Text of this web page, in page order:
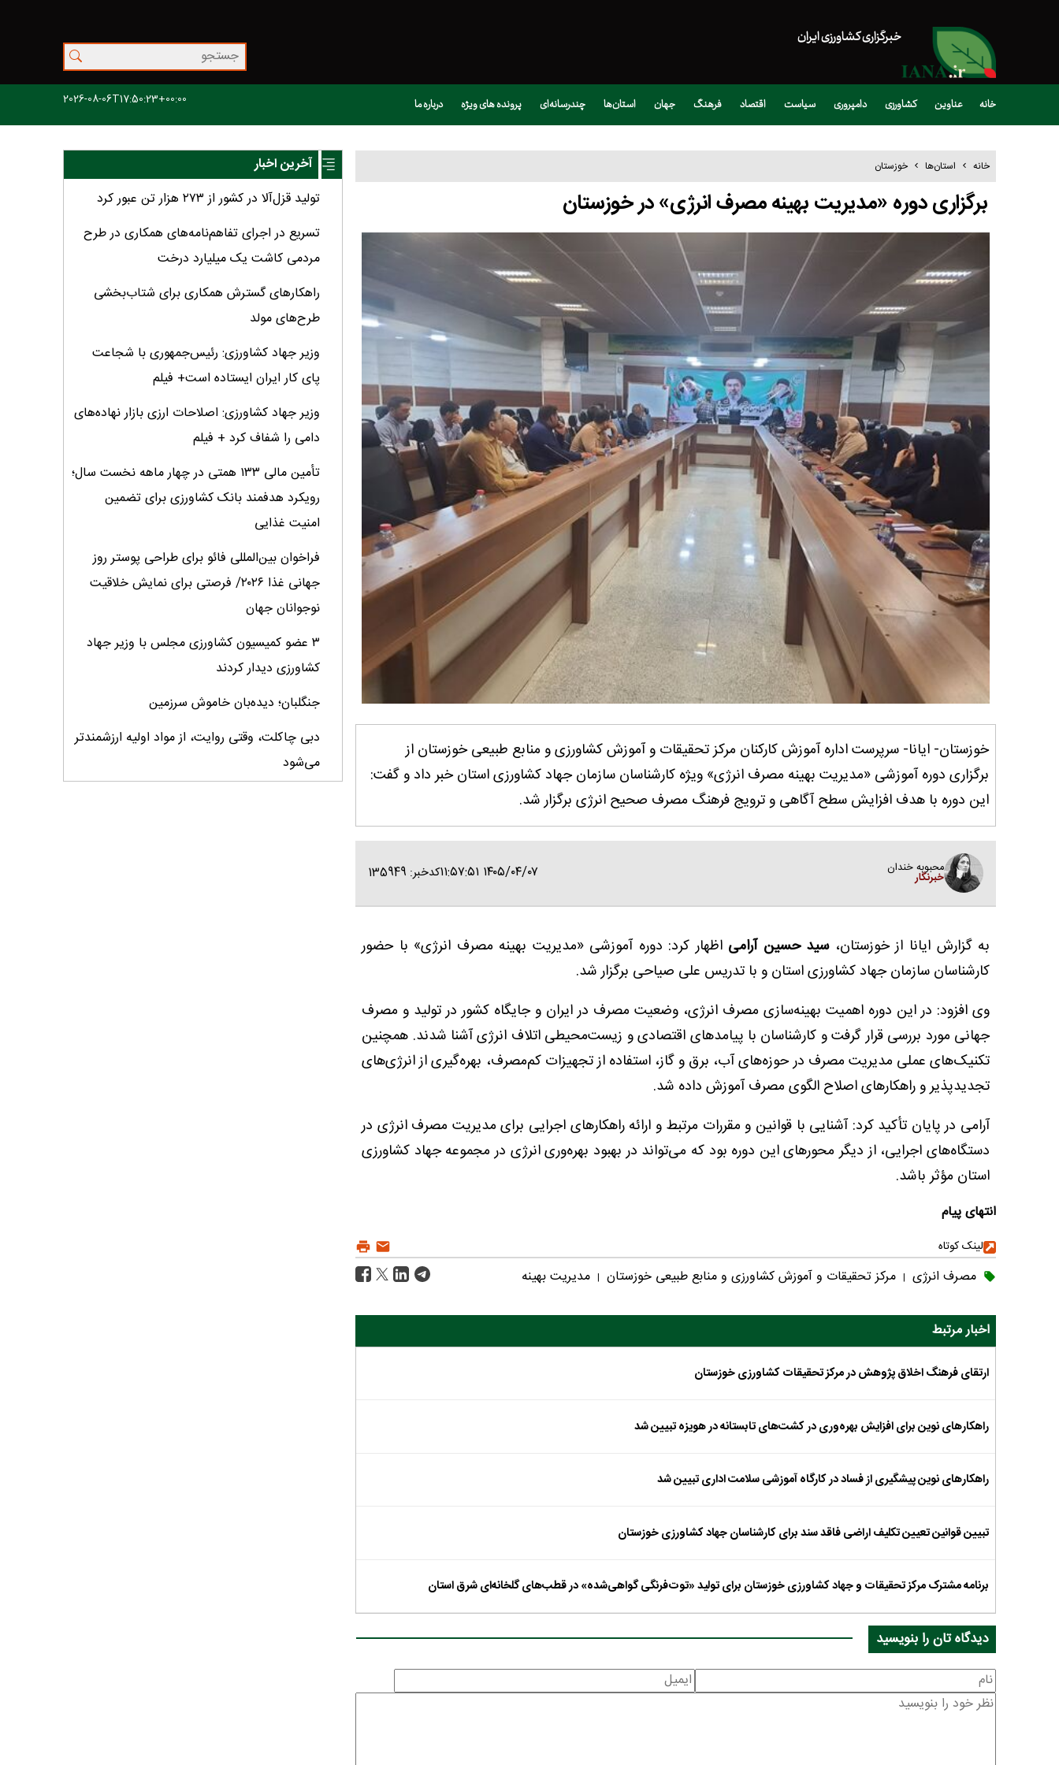
خبرگزاری کشاورزی ایران
خانه عناوین کشاورزی دامپروری سیاست اقتصاد فرهنگ جهان استان‌ها چندرسانه‌ای پرونده های ویژه درباره ما 2026-08-06T17:50:23+00:00
خانه استان‌ها خوزستان
برگزاری دوره «مدیریت بهینه مصرف انرژی» در خوزستان
خوزستان- ایانا- سرپرست اداره آموزش کارکنان مرکز تحقیقات و آموزش کشاورزی و منابع طبیعی خوزستان از
برگزاری دوره آموزشی «مدیریت بهینه مصرف انرژی» ویژه کارشناسان سازمان جهاد کشاورزی استان خبر داد و گفت:
این دوره با هدف افزایش سطح آگاهی و ترویج فرهنگ مصرف صحیح انرژی برگزار شد.
محبوبه خندان
خبرنگار ۱۴۰۵/۰۴/۰۷ ۱۱:۵۷:۵۱ کدخبر: 135949
به گزارش ایانا از خوزستان،سید حسین آرامی اظهار کرد: دوره آموزشی «مدیریت بهینه مصرف انرژی» با حضور
کارشناسان سازمان جهاد کشاورزی استان و با تدریس علی صیاحی برگزار شد.
وی افزود: در این دوره اهمیت بهینه‌سازی مصرف انرژی، وضعیت مصرف در ایران و جایگاه کشور در تولید و مصرف
جهانی مورد بررسی قرار گرفت و کارشناسان با پیامدهای اقتصادی و زیست‌محیطی اتلاف انرژی آشنا شدند. همچنین
تکنیک‌های عملی مدیریت مصرف در حوزه‌های آب، برق و گاز، استفاده از تجهیزات کم‌مصرف، بهره‌گیری از انرژی‌های
تجدیدپذیر و راهکارهای اصلاح الگوی مصرف آموزش داده شد.
آرامی در پایان تأکید کرد: آشنایی با قوانین و مقررات مرتبط و ارائه راهکارهای اجرایی برای مدیریت مصرف انرژی در
دستگاه‌های اجرایی، از دیگر محورهای این دوره بود که می‌تواند در بهبود بهره‌وری انرژی در مجموعه جهاد کشاورزی
استان مؤثر باشد.
انتهای پیام
لینک کوتاه
مصرف انرژی | مرکز تحقیقات و آموزش کشاورزی و منابع طبیعی خوزستان | مدیریت بهینه
اخبار مرتبط
ارتقای فرهنگ اخلاق پژوهش در مرکز تحقیقات کشاورزی خوزستان
راهکارهای نوین برای افزایش بهره‌وری در کشت‌های تابستانه در هویزه تبیین شد
راهکارهای نوین پیشگیری از فساد در کارگاه آموزشی سلامت اداری تبیین شد
تبیین قوانین تعیین تکلیف اراضی فاقد سند برای کارشناسان جهاد کشاورزی خوزستان
برنامه مشترک مرکز تحقیقات و جهاد کشاورزی خوزستان برای تولید «توت‌فرنگی گواهی‌شده» در قطب‌های گلخانه‌ای شرق استان
دیدگاه تان را بنویسید
آخرین اخبار
تولید قزل‌آلا در کشور از ۲۷۳ هزار تن عبور کرد
تسریع در اجرای تفاهم‌نامه‌های همکاری در طرح
مردمی کاشت یک میلیارد درخت
راهکارهای گسترش همکاری برای شتاب‌بخشی
طرح‌های مولد
وزیر جهاد کشاورزی: رئیس‌جمهوری با شجاعت
پای کار ایران ایستاده است+ فیلم
وزیر جهاد کشاورزی: اصلاحات ارزی بازار نهاده‌های
دامی را شفاف کرد + فیلم
تأمین مالی ۱۳۳ همتی در چهار ماهه نخست سال؛
رویکرد هدفمند بانک کشاورزی برای تضمین
امنیت غذایی
فراخوان بین‌المللی فائو برای طراحی پوستر روز
جهانی غذا ۲۰۲۶/ فرصتی برای نمایش خلاقیت
نوجوانان جهان
۳ عضو کمیسیون کشاورزی مجلس با وزیر جهاد
کشاورزی دیدار کردند
جنگلبان؛ دیده‌بان خاموش سرزمین
دبی چاکلت، وقتی روایت، از مواد اولیه ارزشمندتر
می‌شود